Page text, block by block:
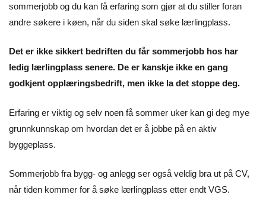
sommerjobb og du kan få erfaring som gjør at du stiller foran
andre søkere i køen, når du siden skal søke lærlingplass.
Det er ikke sikkert bedriften du får sommerjobb hos har
ledig lærlingplass senere. De er kanskje ikke en gang
godkjent opplæringsbedrift, men ikke la det stoppe deg.
Erfaring er viktig og selv noen få sommer uker kan gi deg mye
grunnkunnskap om hvordan det er å jobbe på en aktiv
byggeplass.
Sommerjobb fra bygg- og anlegg ser også veldig bra ut på CV,
når tiden kommer for å søke lærlingplass etter endt VGS.